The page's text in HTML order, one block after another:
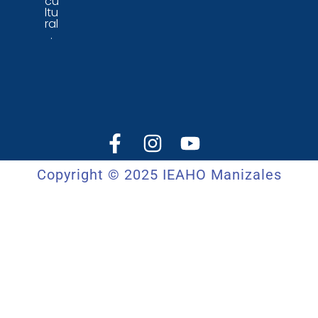
ltu
ral
.
Copyright © 2025 IEAHO Manizales